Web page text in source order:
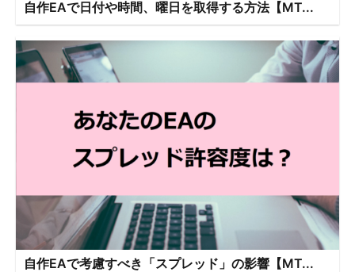
自作EAで日付や時間、曜日を取得する方法【MT...
自作EAで考慮すべき「スプレッド」の影響【MT...